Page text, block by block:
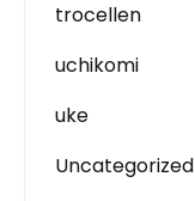
trocellen
uchikomi
uke
Uncategorized